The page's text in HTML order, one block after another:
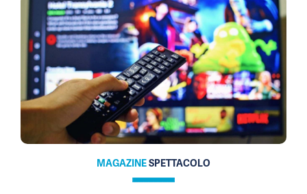
MAGAZINESPETTACOLO